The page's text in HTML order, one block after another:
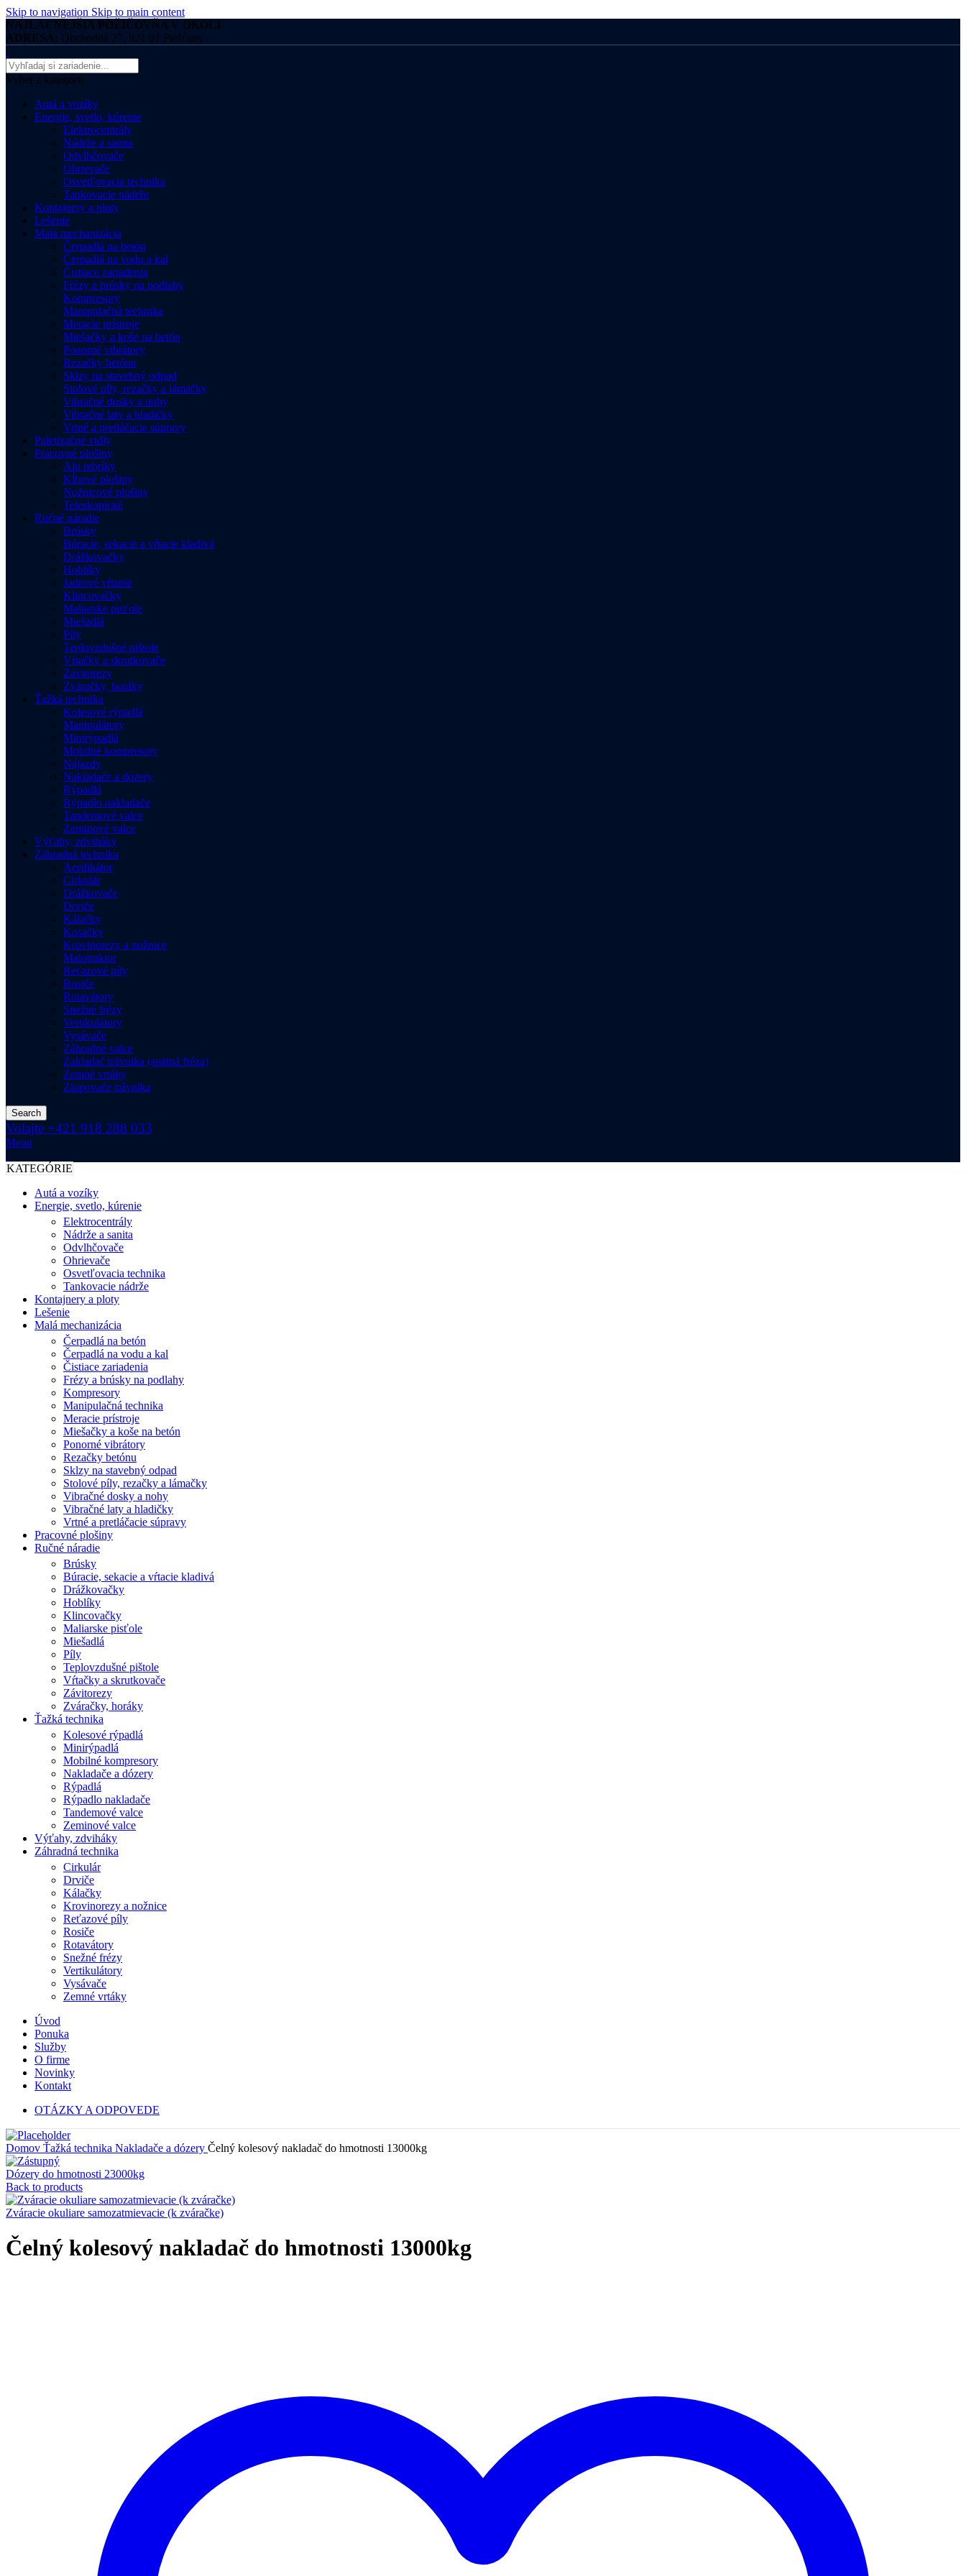
Skip to navigation Skip to main content
NAJLACNEJŠIA POŽIČOVŇA V OKOLÍ
ADRESA: Obchodná 27, 921 01 Piešťany
Vyber z kategórii
Autá a vozíky
Energie, svetlo, kúrenie
Elektrocentrály
Nádrže a sanita
Odvlhčovače
Ohrievače
Osvetľovacia technika
Tankovacie nádrže
Kontajnery a ploty
Lešenie
Malá mechanizácia
Čerpadlá na betón
Čerpadlá na vodu a kal
Čistiace zariadenia
Frézy a brúsky na podlahy
Kompresory
Manipulačná technika
Meracie prístroje
Miešačky a koše na betón
Ponorné vibrátory
Rezačky betónu
Sklzy na stavebný odpad
Stolové píly, rezačky a lámačky
Vibračné dosky a nohy
Vibračné laty a hladičky
Vrtné a pretláčacie súpravy
Paletizačné vidly
Pracovné plošiny
Alu rebríky
Kĺbové plošiny
Nožnicové plošiny
Teleskopické
Ručné náradie
Brúsky
Búracie, sekacie a vŕtacie kladivá
Drážkovačky
Hoblíky
Jadrové vŕtanie
Klincovačky
Maliarske pisťole
Miešadlá
Píly
Teplovzdušné pištole
Vŕtačky a skrutkovače
Závitorezy
Zváračky, horáky
Ťažká technika
Kolesové rýpadlá
Manipulátory
Minirýpadlá
Mobilné kompresory
Nájazdy
Nakladače a dózery
Rýpadlá
Rýpadlo nakladače
Tandemové valce
Zeminové valce
Výťahy, zdviháky
Záhradná technika
Aerifikátor
Cirkulár
Drážkovače
Drviče
Kálačky
Kosačky
Krovinorezy a nožnice
Malotraktor
Reťazové píly
Rosiče
Rotavátory
Snežné frézy
Vertikulátory
Vysávače
Záhradné valce
Zakladač trávnika (spätná fréza)
Zemné vrtáky
Zlupovače trávnika
Search
Volajte +421 918 288 033
Menu
KATEGÓRIE
Autá a vozíky
Energie, svetlo, kúrenie
Elektrocentrály
Nádrže a sanita
Odvlhčovače
Ohrievače
Osvetľovacia technika
Tankovacie nádrže
Kontajnery a ploty
Lešenie
Malá mechanizácia
Čerpadlá na betón
Čerpadlá na vodu a kal
Čistiace zariadenia
Frézy a brúsky na podlahy
Kompresory
Manipulačná technika
Meracie prístroje
Miešačky a koše na betón
Ponorné vibrátory
Rezačky betónu
Sklzy na stavebný odpad
Stolové píly, rezačky a lámačky
Vibračné dosky a nohy
Vibračné laty a hladičky
Vrtné a pretláčacie súpravy
Pracovné plošiny
Ručné náradie
Brúsky
Búracie, sekacie a vŕtacie kladivá
Drážkovačky
Hoblíky
Klincovačky
Maliarske pisťole
Miešadlá
Píly
Teplovzdušné pištole
Vŕtačky a skrutkovače
Závitorezy
Zváračky, horáky
Ťažká technika
Kolesové rýpadlá
Minirýpadlá
Mobilné kompresory
Nakladače a dózery
Rýpadlá
Rýpadlo nakladače
Tandemové valce
Zeminové valce
Výťahy, zdviháky
Záhradná technika
Cirkulár
Drviče
Kálačky
Krovinorezy a nožnice
Reťazové píly
Rosiče
Rotavátory
Snežné frézy
Vertikulátory
Vysávače
Zemné vrtáky
Úvod
Ponuka
Služby
O firme
Novinky
Kontakt
OTÁZKY A ODPOVEDE
Domov Ťažká technika Nakladače a dózery Čelný kolesový nakladač do hmotnosti 13000kg
Dózery do hmotnosti 23000kg
Back to products
Zváracie okuliare samozatmievacie (k zváračke)
Čelný kolesový nakladač do hmotnosti 13000kg